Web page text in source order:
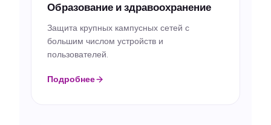
Образование и здравоохранение
Защита крупных кампусных сетей с
большим числом устройств и
пользователей.
Подробнее